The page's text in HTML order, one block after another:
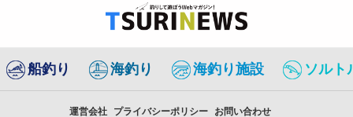
船釣り 海釣り 海釣り施設 ソルト
運営会社 プライバシーポリシー お問い合わせ